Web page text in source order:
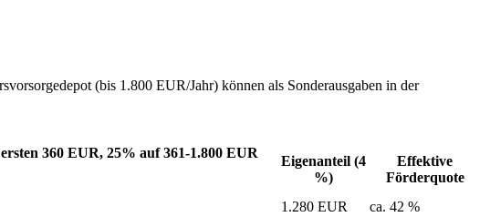
(bis 1.800 EUR/Jahr) können als Sonderausgaben in der
360 EUR, 25% auf 361-1.800 EUR
Eigenanteil (4
%)
Effektive
Förderquote
1.280 EUR
ca. 42 %